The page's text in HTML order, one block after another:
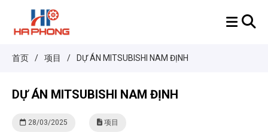
首页 / 项目 / DỰ ÁN MITSUBISHI NAM ĐỊNH
DỰ ÁN MITSUBISHI NAM ĐỊNH
28/03/2025 项目